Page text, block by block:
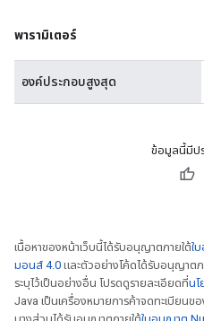
พารามิเตอร์
องค์ประกอบสูงสุด
ข้อมูลนี้มีปร
เนื้อหาของหน้าเว็บนี้ได้รับอนุญาตภายใต้ใ
มอนส์ 4.0 และตัวอย่างโค้ดได้รับอนุญาตภ
ระบุไว้เป็นอย่างอื่น โปรดดูรายละเอียดที่นโ
Java เป็นเครื่องหมายการค้าจดทะเบียนข